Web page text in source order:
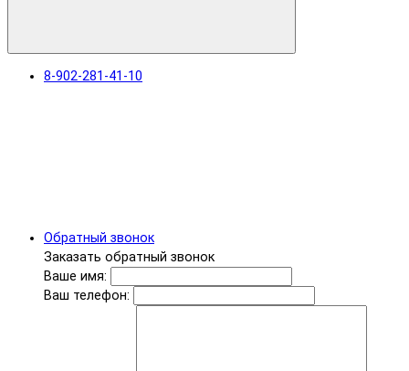
8-902-281-41-10
Обратный звонок
Заказать обратный звонок
Ваше имя:
Ваш телефон: